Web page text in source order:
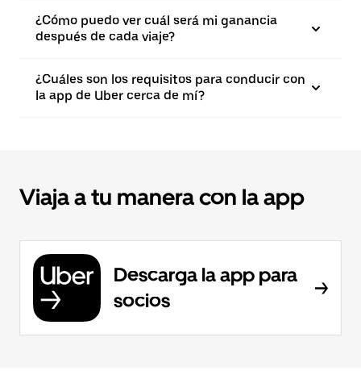
¿Cómo puedo ver cuál será mi ganancia
después de cada viaje?
¿Cuáles son los requisitos para conducir con
la app de Uber cerca de mí?
Viaja a tu manera con la app
Descarga la app para
socios